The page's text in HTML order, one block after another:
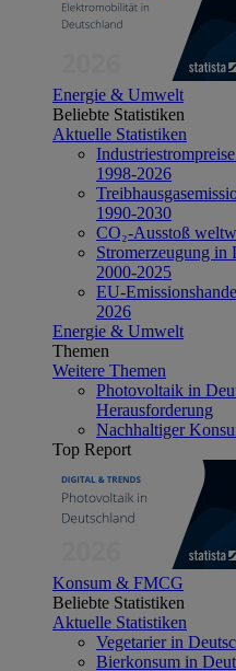
Energie & Umwelt
Beliebte Statistiken
Aktuelle Statistiken
1998-2026
1990-2030
CO₂-Ausstoß
Stromerzeugung in
2000-2025
EU-
2026
Energie & Umwelt
Themen
Weitere Themen
Photovoltaik in
Herausforderung
Nachhaltiger
Top Report
Konsum & FMCG
Beliebte Statistiken
Aktuelle Statistiken
Vegetarier in
Bierkonsum in